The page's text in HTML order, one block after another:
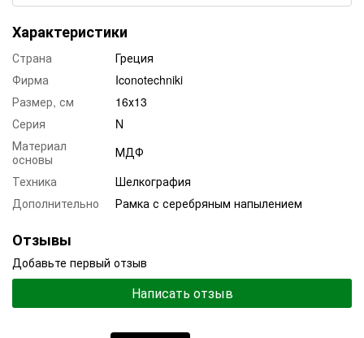
Характеристики
Страна
Греция
Фирма
Iconotechniki
Размер, см
16х13
Серия
N
Материал
основы
МДФ
Техника
Шелкография
Дополнительно
Рамка с серебряным напылением
Отзывы
Добавьте первый отзыв
Написать отзыв